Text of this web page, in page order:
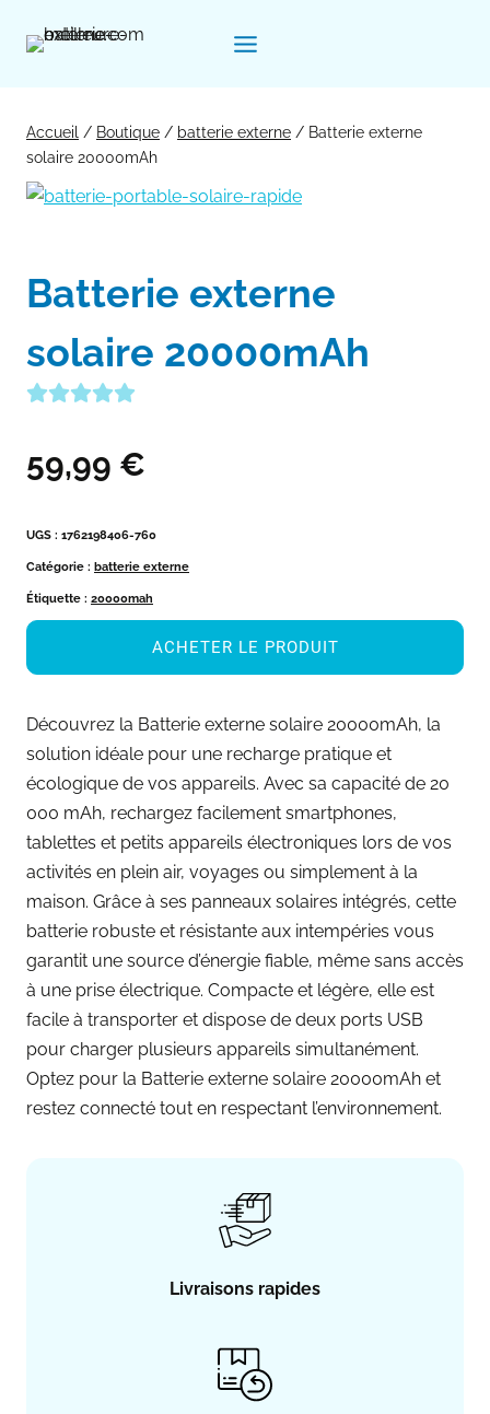
Accueil / Boutique / batterie externe / Batterie externe
solaire 20000mAh
Batterie externe
solaire 20000mAh
59,99 €
UGS : 1762198406-760
Catégorie : batterie externe
Étiquette : 20000mah
ACHETER LE PRODUIT
Découvrez la Batterie externe solaire 20000mAh, la
solution idéale pour une recharge pratique et
écologique de vos appareils. Avec sa capacité de 20
000 mAh, rechargez facilement smartphones,
tablettes et petits appareils électroniques lors de vos
activités en plein air, voyages ou simplement à la
maison. Grâce à ses panneaux solaires intégrés, cette
batterie robuste et résistante aux intempéries vous
garantit une source d’énergie fiable, même sans accès
à une prise électrique. Compacte et légère, elle est
facile à transporter et dispose de deux ports USB
pour charger plusieurs appareils simultanément.
Optez pour la Batterie externe solaire 20000mAh et
restez connecté tout en respectant l’environnement.
Livraisons rapides